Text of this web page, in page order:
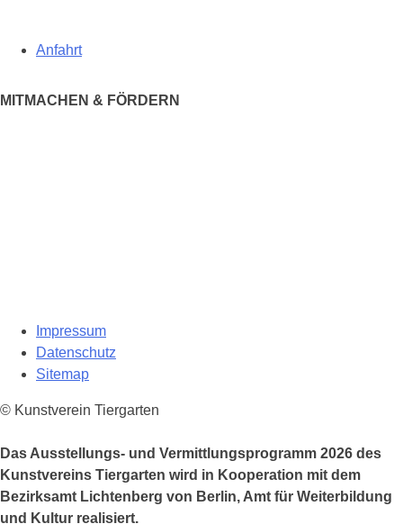
Anfahrt
MITMACHEN & FÖRDERN
Impressum
Datenschutz
Sitemap
© Kunstverein Tiergarten
Das Ausstellungs- und Vermittlungsprogramm 2026 des
Kunstvereins Tiergarten wird in Kooperation mit dem
Bezirksamt Lichtenberg von Berlin, Amt für Weiterbildung
und Kultur realisiert.